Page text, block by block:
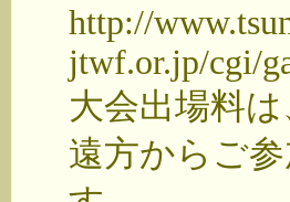
http://
jtwf.or.jp/cgi/
大会出場料
遠方からご